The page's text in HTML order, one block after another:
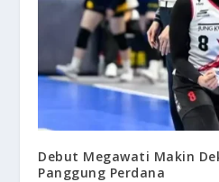
Debut Megawati Makin
Panggung Perdana